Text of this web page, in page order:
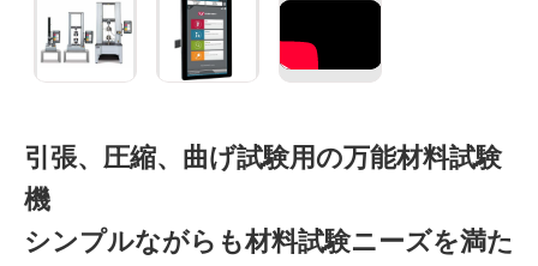
引張、圧縮、曲げ試験用の万能材料試験
機
シンプルながらも材料試験ニーズを満た